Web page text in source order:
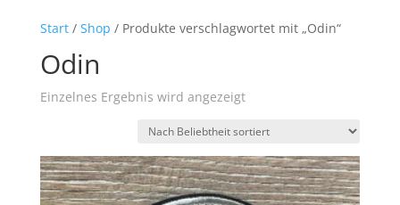
Start/ Shop / Produkte verschlagwortet mit „Odin“
Odin
Einzelnes Ergebnis wird angezeigt